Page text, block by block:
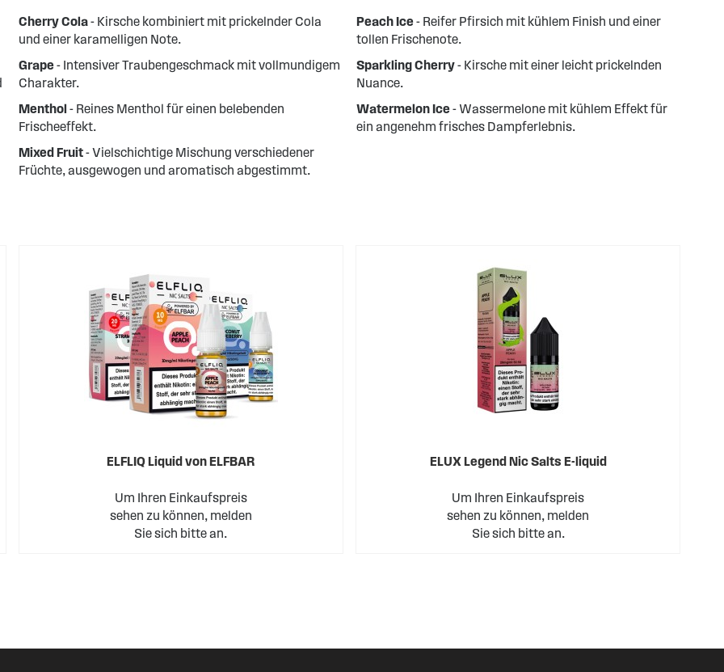
Cherry Cola- Kirsche kombiniert mit prickelnder Cola
und einer karamelligen Note.
Grape- Intensiver Traubengeschmack mit vollmundigem
Charakter.
Menthol - Reines Menthol für einen belebenden
Frischeeffekt.
Mixed Fruit- Vielschichtige Mischung verschiedener
Früchte, ausgewogen und aromatisch abgestimmt.
Peach Ice- Reifer Pfirsich mit kühlem Finish und einer
tollen Frischenote.
Sparkling Cherry- Kirsche mit einer leicht prickelnden
Nuance.
Watermelon Ice- Wassermelone mit kühlem Effekt für
ein angenehm frisches Dampferlebnis.
ELFLIQ Liquid von ELFBAR
Um Ihren Einkaufspreis
sehen zu können, melden
Sie sich bitte an.
ELUX Legend Nic Salts E-liquid
Um Ihren Einkaufspreis
sehen zu können, melden
Sie sich bitte an.